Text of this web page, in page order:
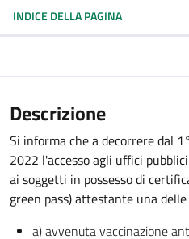
INDICE DELLA PAGINA
Descrizione
Si informa che a decorrere dal
2022 l'accesso agli uffici
ai soggetti in possesso di
green pass) attestante una
a) avvenuta vaccinazione